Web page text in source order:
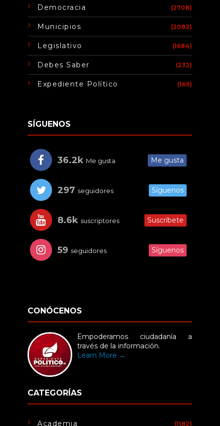
Democracia (2708)
Municipios (2082)
Legislativo (1684)
Debes Saber (232)
Expediente Político (169)
SÍGUENOS
36.2k Me gusta Me gusta
297 seguidores Síguenos
8.6k suscriptores Suscríbete
59 seguidores Síguenos
CONÓCENOS
Empoderamos ciudadanía a
través de la información.
Learn More →
CATEGORÍAS
Academia (1182)